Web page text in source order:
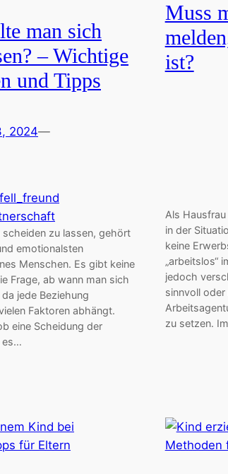
man sich
– Wichtige
und Tipps
2024—
zu lassen, gehört
emotionalsten
Menschen. Es gibt keine
Frage, ab wann man sich
jede Beziehung
Faktoren abhängt.
eine Scheidung der
es…
Muss
ist?
Als
in der
keine
„arbeitslos“
jedoch
sinnvoll
zu setzen.